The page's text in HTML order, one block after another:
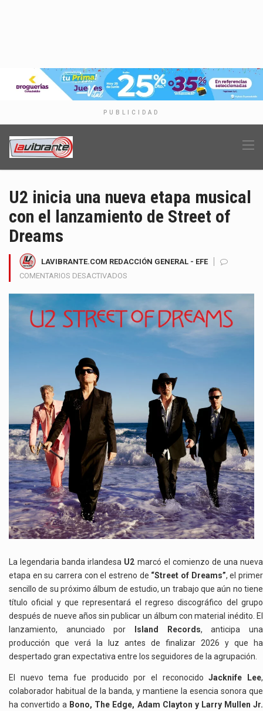
PUBLICIDAD
U2 inicia una nueva etapa musical
con el lanzamiento de Street of
Dreams
LAVIBRANTE.COM REDACCIÓN GENERAL - EFE
COMENTARIOS DESACTIVADOS
INICIA
UNA
NUEVA
LANZAMIENTO
STREET
OF
DREAMS
La legendaria banda irlandesa U2 marcó el comienzo de una nueva
etapa en su carrera con el estreno de “Street of Dreams”, el primer
sencillo de su próximo álbum de estudio, un trabajo que aún no tiene
título oficial y que representará el regreso discográfico del grupo
después de nueve años sin publicar un álbum con material inédito. El
lanzamiento, anunciado por
Island Records, anticipa una
producción que verá la luz antes de finalizar 2026 y que ha
despertado gran expectativa entre los seguidores de la agrupación.
El nuevo tema fue producido por el reconocidoJacknife Lee,
colaborador habitual de la banda, y mantiene la esencia sonora que
ha convertido a Bono, The Edge, Adam Clayton y Larry Mullen Jr.